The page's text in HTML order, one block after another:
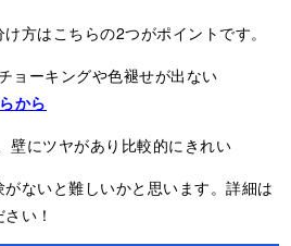
方はこちらの2つがポイントです。
ョーキングや色褪せが出ない
から
にツヤがあり比較的にきれい
ないと難しいかと思います。詳細は
さい！